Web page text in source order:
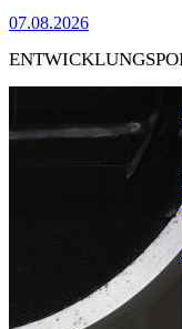
07.08.2026